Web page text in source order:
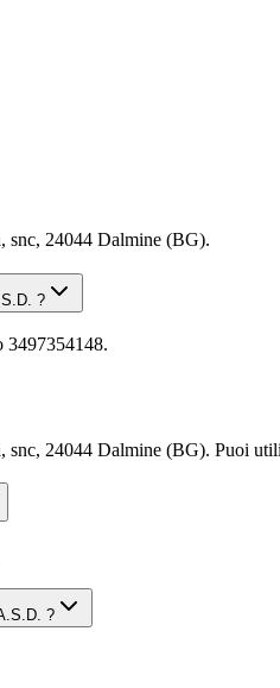
snc, 24044 Dalmine (BG).
?
3497354148.
24044 Dalmine (BG). Puoi
?